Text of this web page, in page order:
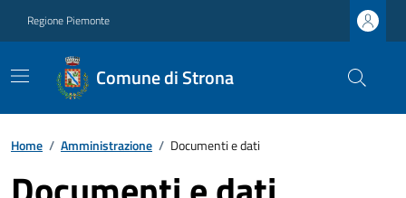
Regione Piemonte
Comune di Strona
Home / Amministrazione / Documenti e dati